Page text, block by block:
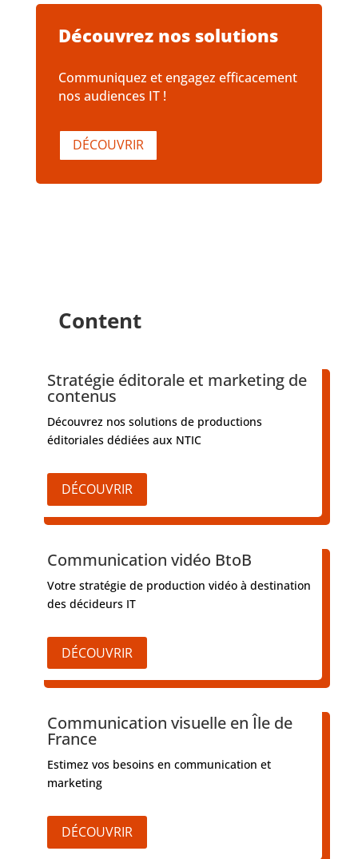
Découvrez nos solutions
Communiquez et engagez efficacement
nos audiences IT !
DÉCOUVRIR
Content
Stratégie éditorale et marketing de
contenus
Découvrez nos solutions de productions
éditoriales dédiées aux NTIC
DÉCOUVRIR
Communication vidéo BtoB
Votre stratégie de production vidéo à destination
des décideurs IT
DÉCOUVRIR
Communication visuelle en Île de
France
Estimez vos besoins en communication et
marketing
DÉCOUVRIR